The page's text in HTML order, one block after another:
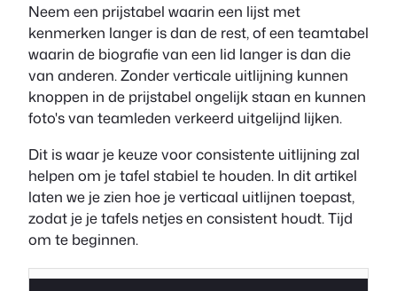
Neem een prijstabel waarin een lijst met
kenmerken langer is dan de rest, of een teamtabel
waarin de biografie van een lid langer is dan die
van anderen. Zonder verticale uitlijning kunnen
knoppen in de prijstabel ongelijk staan en kunnen
foto's van teamleden verkeerd uitgelijnd lijken.
Dit is waar je keuze voor consistente uitlijning zal
helpen om je tafel stabiel te houden. In dit artikel
laten we je zien hoe je verticaal uitlijnen toepast,
zodat je je tafels netjes en consistent houdt. Tijd
om te beginnen.